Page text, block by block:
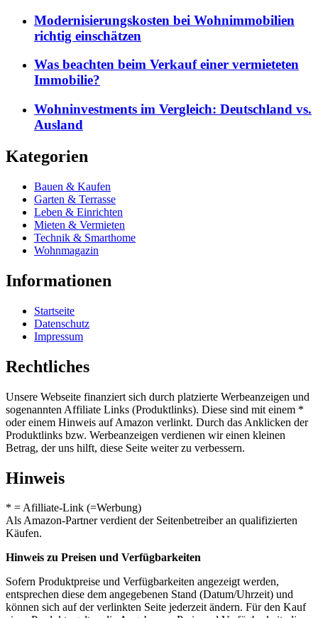
Modernisierungskosten bei Wohnimmobilien
richtig einschätzen
Was beachten beim Verkauf einer vermieteten
Immobilie?
Wohninvestments im Vergleich: Deutschland vs.
Ausland
Kategorien
Bauen & Kaufen
Garten & Terrasse
Leben & Einrichten
Mieten & Vermieten
Technik & Smarthome
Wohnmagazin
Informationen
Startseite
Datenschutz
Impressum
Rechtliches
Unsere Webseite finanziert sich durch platzierte Werbeanzeigen und
sogenannten Affiliate Links (Produktlinks). Diese sind mit einem *
oder einem Hinweis auf Amazon verlinkt. Durch das Anklicken der
Produktlinks bzw. Werbeanzeigen verdienen wir einen kleinen
Betrag, der uns hilft, diese Seite weiter zu verbessern.
Hinweis
* = Afilliate-Link (=Werbung)
Als Amazon-Partner verdient der Seitenbetreiber an qualifizierten
Käufen.
Hinweis zu Preisen und Verfügbarkeiten
Sofern Produktpreise und Verfügbarkeiten angezeigt werden,
entsprechen diese dem angegebenen Stand (Datum/Uhrzeit) und
können sich auf der verlinkten Seite jederzeit ändern. Für den Kauf